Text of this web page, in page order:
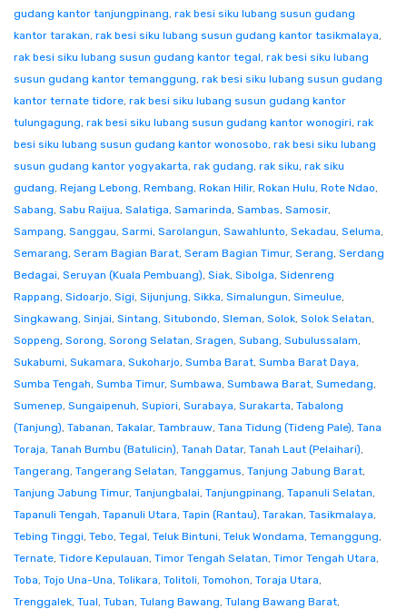
gudang kantor tanjungpinang, rak besi siku lubang susun gudang
kantor tarakan, rak besi siku lubang susun gudang kantor tasikmalaya,
rak besi siku lubang susun gudang kantor tegal, rak besi siku lubang
susun gudang kantor temanggung, rak besi siku lubang susun gudang
kantor ternate tidore, rak besi siku lubang susun gudang kantor
tulungagung, rak besi siku lubang susun gudang kantor wonogiri, rak
besi siku lubang susun gudang kantor wonosobo, rak besi siku lubang
susun gudang kantor yogyakarta, rak gudang, rak siku, rak siku
gudang, Rejang Lebong, Rembang, Rokan Hilir, Rokan Hulu, Rote Ndao,
Sabang, Sabu Raijua, Salatiga, Samarinda, Sambas, Samosir,
Sampang, Sanggau, Sarmi, Sarolangun, Sawahlunto, Sekadau, Seluma,
Semarang, Seram Bagian Barat, Seram Bagian Timur, Serang, Serdang
Bedagai, Seruyan (Kuala Pembuang), Siak, Sibolga, Sidenreng
Rappang, Sidoarjo, Sigi, Sijunjung, Sikka, Simalungun, Simeulue,
Singkawang, Sinjai, Sintang, Situbondo, Sleman, Solok, Solok Selatan,
Soppeng, Sorong, Sorong Selatan, Sragen, Subang, Subulussalam,
Sukabumi, Sukamara, Sukoharjo, Sumba Barat, Sumba Barat Daya,
Sumba Tengah, Sumba Timur, Sumbawa, Sumbawa Barat, Sumedang,
Sumenep, Sungaipenuh, Supiori, Surabaya, Surakarta, Tabalong
(Tanjung), Tabanan, Takalar, Tambrauw, Tana Tidung (Tideng Pale), Tana
Toraja, Tanah Bumbu (Batulicin), Tanah Datar, Tanah Laut (Pelaihari),
Tangerang, Tangerang Selatan, Tanggamus, Tanjung Jabung Barat,
Tanjung Jabung Timur, Tanjungbalai, Tanjungpinang, Tapanuli Selatan,
Tapanuli Tengah, Tapanuli Utara, Tapin (Rantau), Tarakan, Tasikmalaya,
Tebing Tinggi, Tebo, Tegal, Teluk Bintuni, Teluk Wondama, Temanggung,
Ternate, Tidore Kepulauan, Timor Tengah Selatan, Timor Tengah Utara,
Toba, Tojo Una-Una, Tolikara, Tolitoli, Tomohon, Toraja Utara,
Trenggalek, Tual, Tuban, Tulang Bawang, Tulang Bawang Barat,